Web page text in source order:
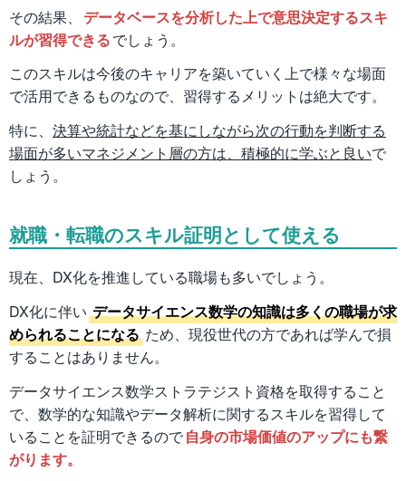
その結果、
データベースを分析した上で意思決定するスキ
ルが習得できるでしょう。
このスキルは今後のキャリアを築いていく上で様々な場面
で活用できるものなので、習得するメリットは絶大です。
特に、 決算や統計などを基にしながら次の行動を判断する
場面が多いマネジメント層の方は、積極的に学ぶと良いで
しょう。
就職・転職のスキル証明として使える
現在、DX化を推進している職場も多いでしょう。
DX化に伴い データサイエンス数学の知識は多くの職場が求
められることになる ため、現役世代の方であれば学んで損
することはありません。
データサイエンス数学ストラテジスト資格を取得すること
で、数学的な知識やデータ解析に関するスキルを習得して
いることを証明できるので自身の市場価値のアップにも繋
がります。